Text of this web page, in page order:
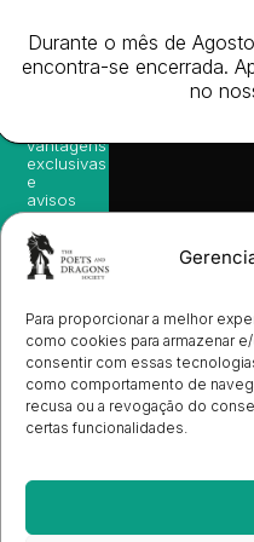
Para proporcionar a melhor
como cookies para armazenar
consentir com essas
como comportamento de
recusa ou a revogação do
certas funcionalidades.
sugestões
de
leitura,
vantagens
exclusivas
e
avisos
diretamente
no seu
e-mail.
Durante o mês de
encontra-se encerrada.
no